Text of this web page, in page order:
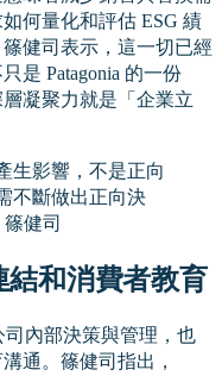
何量化和評估 ESG 績
健司表示，這一切已經
是 Patagonia 的一份
凝聚力就是「企業立
生影響，不是正向
不斷做出正向決
健司
和消費者教育
司內部決策與管理，也
通。篠健司指出，